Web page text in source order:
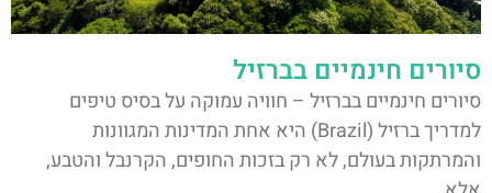
סיורים חינמיים בברזיל
סיורים חינמיים בברזיל – חוויה עמוקה על בסיס טיפים
למדריך ברזיל (Brazil) היא אחת המדינות המגוונות
והמרתקות בעולם, לא רק בזכות החופים, הקרנבל והטבע,